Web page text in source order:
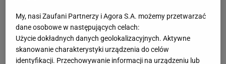
My, nasi Zaufani Partnerzy i Agora S.A. możemy przetwarzać
dane osobowe w następujących celach:
Użycie dokładnych danych geolokalizacyjnych. Aktywne
skanowanie charakterystyki urządzenia do celów
identyfikacji. Przechowywanie informacji na urządzeniu lub